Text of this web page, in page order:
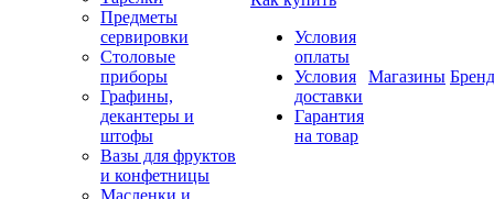
Предметы
сервировки
Столовые
приборы
Графины,
декантеры и
штофы
Вазы для фруктов
и конфетницы
Масленки и
Условия
оплаты
Условия
доставки
Гарантия
на товар
Магазины